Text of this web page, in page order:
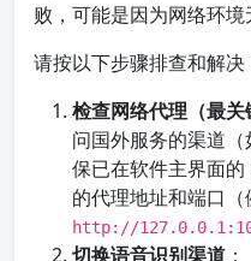
败，可能是因为网络环境
请按以下步骤排查和解决
检查网络代理（最关
问国外服务的渠道
保已在软件主界面的
的代理地址和端口（
http://
切换语音识别渠道 ：